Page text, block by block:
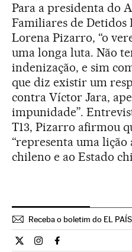
Para a presidenta do
Familiares de Detidos
Lorena Pizarro, “o
uma longa luta. Não
indenização, e sim
que diz existir um
contra Víctor Jara,
impunidade”.
T13, Pizarro afirmou
“representa uma
chileno e ao Estado
Receba o boletim do EL
Internacional El País Brasil
Internacional El País
Internacional El